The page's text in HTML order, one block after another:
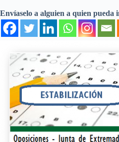
Envíaselo a alguien a quien pueda